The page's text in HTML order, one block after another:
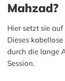
Mahzad?
Hier setzt sie
Dieses
durch die lange
Session.